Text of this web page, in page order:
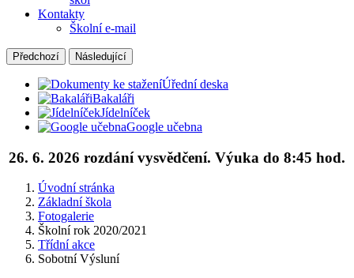
Kontakty
Školní e-mail
Předchozí Následující
Úřední deska
Bakaláři
Jídelníček
Google učebna
26. 6. 2026 rozdání vysvědčení. Výuka do 8:45 hod.
Úvodní stránka
Základní škola
Fotogalerie
Školní rok 2020/2021
Třídní akce
Sobotní Výsluní